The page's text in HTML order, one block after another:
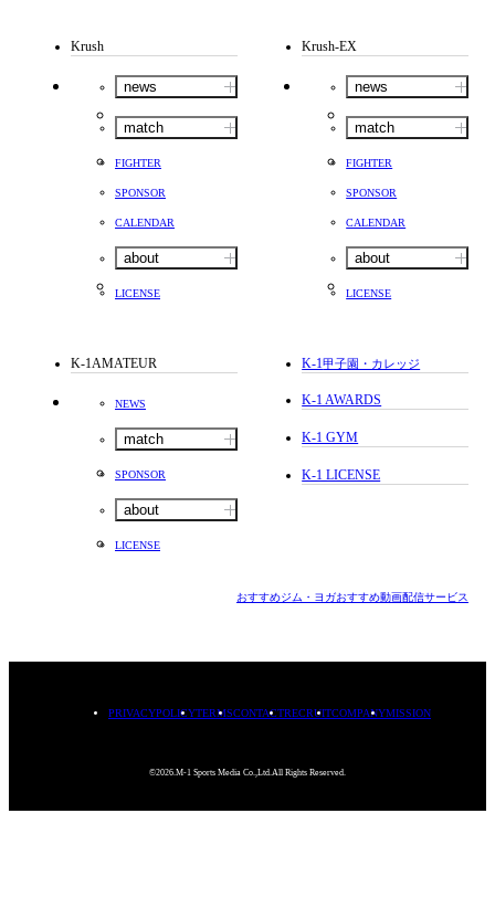
Krush
news
match
FIGHTER
SPONSOR
CALENDAR
about
LICENSE
Krush-EX
news
match
FIGHTER
SPONSOR
CALENDAR
about
LICENSE
K-1AMATEUR
NEWS
match
SPONSOR
about
LICENSE
K-1甲子園・カレッジ
K-1 AWARDS
K-1 GYM
K-1 LICENSE
おすすめジム・ヨガおすすめ動画配信サービス
PRIVACYPOLICYTERMSCONTACTRECRUITCOMPANYMISSION
©2026.M-1 Sports Media Co.,Ltd.All Rights Reserved.